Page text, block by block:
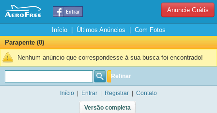
Anuncie Grátis
Início| Últimos Anúncios
Com Fotos
Parapente (0)
Nenhum anúncio que correspondesse à sua busca foi encontrado!
Refinar
Início Entrar Registrar Contato
Versão completa